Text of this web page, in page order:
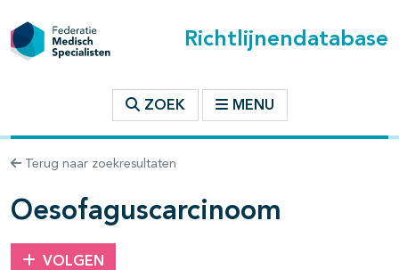
Richtlijnendatabase
ZOEK MENU
Terug naar zoekresultaten
Oesofaguscarcinoom
VOLGEN
binnen deze richtlijn